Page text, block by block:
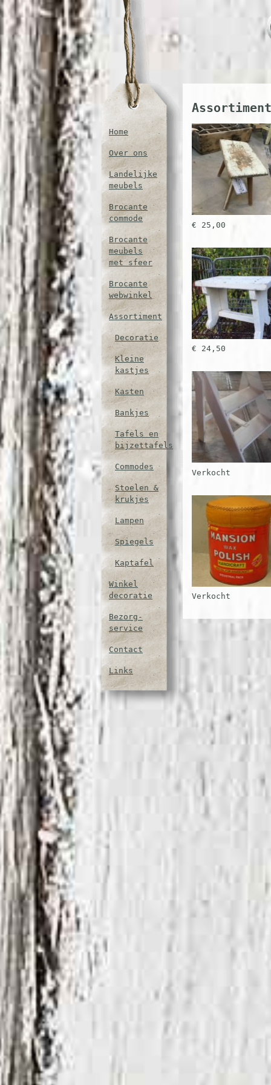
Home
Over ons
Landelijke
meubels
Brocante
commode
Brocante
meubels
met sfeer
Brocante
webwinkel
Assortiment
Decoratie
Kleine
kastjes
Kasten
Bankjes
Tafels en
bijzettafels
Commodes
Stoelen &
krukjes
Lampen
Spiegels
Kaptafel
Winkel
decoratie
Bezorg-
service
Contact
Links
€ 25,00
€ 24,50
Verkocht
Verkocht